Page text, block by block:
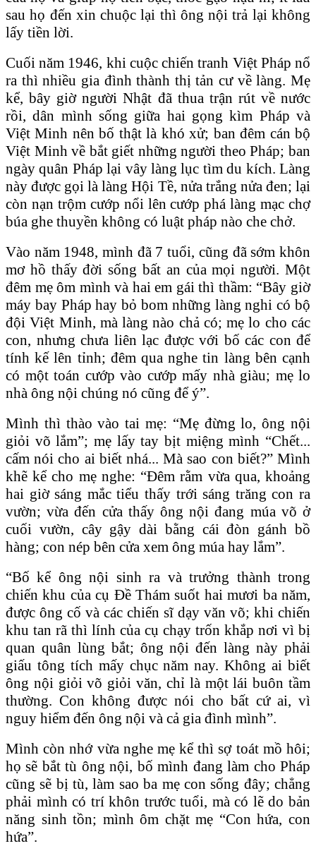
sau họ đến xin chuộc lại thì ông nội trả lại không
lấy tiền lời.
Cuối năm 1946, khi cuộc chiến tranh Việt Pháp nổ
ra thì nhiều gia đình thành thị tản cư về làng. Mẹ
kể, bây giờ người Nhật đã thua trận rút về nước
rồi, dân mình sống giữa hai gọng kìm Pháp và
Việt Minh nên bố thật là khó xử; ban đêm cán bộ
Việt Minh về bắt giết những người theo Pháp; ban
ngày quân Pháp lại vây làng lục tìm du kích. Làng
này được gọi là làng Hội Tề, nửa trắng nửa đen; lại
còn nạn trộm cướp nổi lên cướp phá làng mạc chợ
búa ghe thuyền không có luật pháp nào che chở.
Vào năm 1948, mình đã 7 tuổi, cũng đã sớm khôn
mơ hồ thấy đời sống bất an của mọi người. Một
đêm mẹ ôm mình và hai em gái thì thầm: “Bây giờ
máy bay Pháp hay bỏ bom những làng nghi có bộ
đội Việt Minh, mà làng nào chả có; mẹ lo cho các
con, nhưng chưa liên lạc được với bố các con để
tính kế lên tỉnh; đêm qua nghe tin làng bên cạnh
có một toán cướp vào cướp mấy nhà giàu; mẹ lo
nhà ông nội chúng nó cũng để ý”.
Mình thì thào vào tai mẹ: “Mẹ đừng lo, ông nội
giỏi võ lắm”; mẹ lấy tay bịt miệng mình “Chết...
cấm nói cho ai biết nhá... Mà sao con biết?” Mình
khẽ kể cho mẹ nghe: “Đêm rằm vừa qua, khoảng
hai giờ sáng mắc tiểu thấy trới sáng trăng con ra
vườn; vừa đến cửa thấy ông nội đang múa võ ở
cuối vườn, cây gậy dài bằng cái đòn gánh bồ
hàng; con nép bên cửa xem ông múa hay lắm”.
“Bố kể ông nội sinh ra và trưởng thành trong
chiến khu của cụ Đề Thám suốt hai mươi ba năm,
được ông cố và các chiến sĩ dạy văn võ; khi chiến
khu tan rã thì lính của cụ chạy trốn khắp nơi vì bị
quan quân lùng bắt; ông nội đến làng này phải
giấu tông tích mấy chục năm nay. Không ai biết
ông nội giỏi võ giỏi văn, chỉ là một lái buôn tầm
thường. Con không được nói cho bất cứ ai, vì
nguy hiểm đến ông nội và cả gia đình mình”.
Mình còn nhớ vừa nghe mẹ kể thì sợ toát mồ hôi;
họ sẽ bắt tù ông nội, bố mình đang làm cho Pháp
cũng sẽ bị tù, làm sao ba mẹ con sống đây; chẳng
phải mình có trí khôn trước tuổi, mà có lẽ do bản
năng sinh tồn; mình ôm chặt mẹ “Con hứa, con
hứa”.